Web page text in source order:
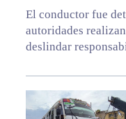
El conductor fue
autoridades
deslindar